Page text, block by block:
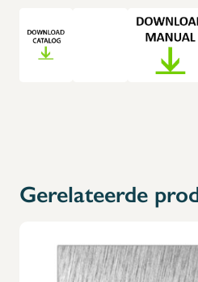
Gerelateerde